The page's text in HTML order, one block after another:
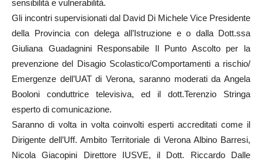
sensibilità e vulnerabilità.
Gli incontri supervisionati dal David Di Michele Vice Presidente
della Provincia con delega all’Istruzione e o dalla Dott.ssa
Giuliana Guadagnini Responsabile Il Punto Ascolto per la
prevenzione del Disagio Scolastico/Comportamenti a rischio/
Emergenze dell’UAT di Verona, saranno moderati da Angela
Booloni conduttrice televisiva, ed il dott.Terenzio Stringa
esperto di comunicazione.
Saranno di volta in volta coinvolti esperti accreditati come il
Dirigente dell’Uff. Ambito Territoriale di Verona Albino Barresi,
Nicola Giacopini Direttore IUSVE, il Dott. Riccardo Dalle